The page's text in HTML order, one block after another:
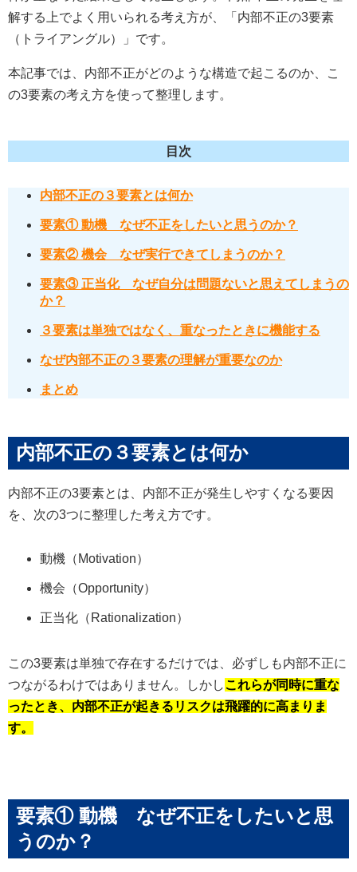
解する上でよく用いられる考え方が、「内部不正の3要素
（トライアングル）」です。
本記事では、内部不正がどのような構造で起こるのか、こ
の3要素の考え方を使って整理します。
目次
内部不正の３要素とは何か
要素① 動機 なぜ不正をしたいと思うのか？
要素② 機会 なぜ実行できてしまうのか？
要素③ 正当化 なぜ自分は問題ないと思えてしまうの
か？
３要素は単独ではなく、重なったときに機能する
なぜ内部不正の３要素の理解が重要なのか
まとめ
内部不正の３要素とは何か
内部不正の3要素とは、内部不正が発生しやすくなる要因
を、次の3つに整理した考え方です。
動機（Motivation）
機会（Opportunity）
正当化（Rationalization）
この3要素は単独で存在するだけでは、必ずしも内部不正に
つながるわけではありません。しかしこれらが同時に重な
ったとき、内部不正が起きるリスクは飛躍的に高まりま
す。
要素① 動機 なぜ不正をしたいと思
うのか？